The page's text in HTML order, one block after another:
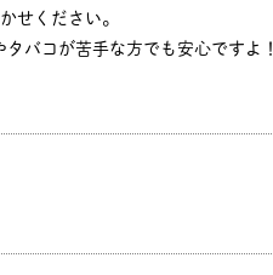
せください。
バコが苦手な方でも安心ですよ！